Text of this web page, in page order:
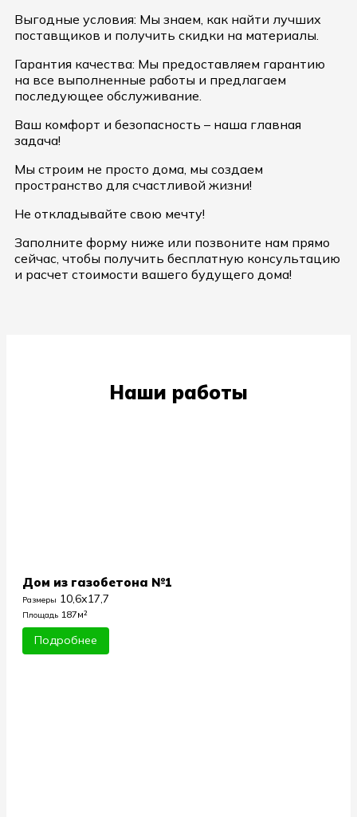
Выгодные условия: Мы знаем, как найти лучших
поставщиков и получить скидки на материалы.
Гарантия качества: Мы предоставляем гарантию
на все выполненные работы и предлагаем
последующее обслуживание.
Ваш комфорт и безопасность – наша главная
задача!
Мы строим не просто дома, мы создаем
пространство для счастливой жизни!
Не откладывайте свою мечту!
Заполните форму ниже или позвоните нам прямо
сейчас, чтобы получить бесплатную консультацию
и расчет стоимости вашего будущего дома!
Наши работы
Дом из газобетона №1
Размеры 10,6х17,7
Площадь 187м²
Подробнее